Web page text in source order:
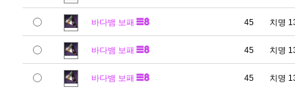
바다뱀 보패 45 치명
바다뱀 보패 45 치명
바다뱀 보패 45 치명